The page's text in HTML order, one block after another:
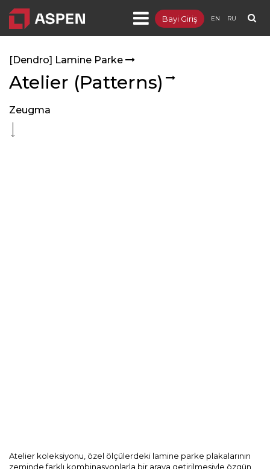
EN RU
Bayi Giriş
[Dendro] Lamine Parke
Atelier (Patterns)
Zeugma
Atelier koleksiyonu, özel ölçülerdeki lamine parke plakalarının
zeminde farklı kombinasyonlarla bir araya getirilmesiyle özgün